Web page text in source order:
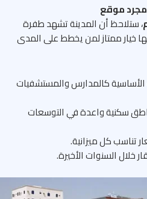
موقع
أن المدينة تشهد طفرة
ممتاز لمن يخطط على المدى
كالمدارس والمستشفيات
سكنية واعدة في التوسعات
كل ميزانية.
السنوات الأخيرة.